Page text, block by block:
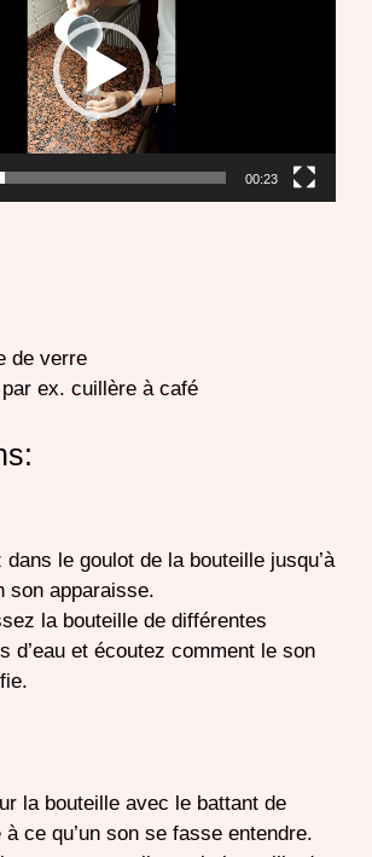
00:23
de verre
ex. cuillère à café
dans le goulot de la bouteille jusqu’à
son apparaisse.
la bouteille de différentes
d’eau et écoutez comment le son
la bouteille avec le battant de
à ce qu’un son se fasse entendre.